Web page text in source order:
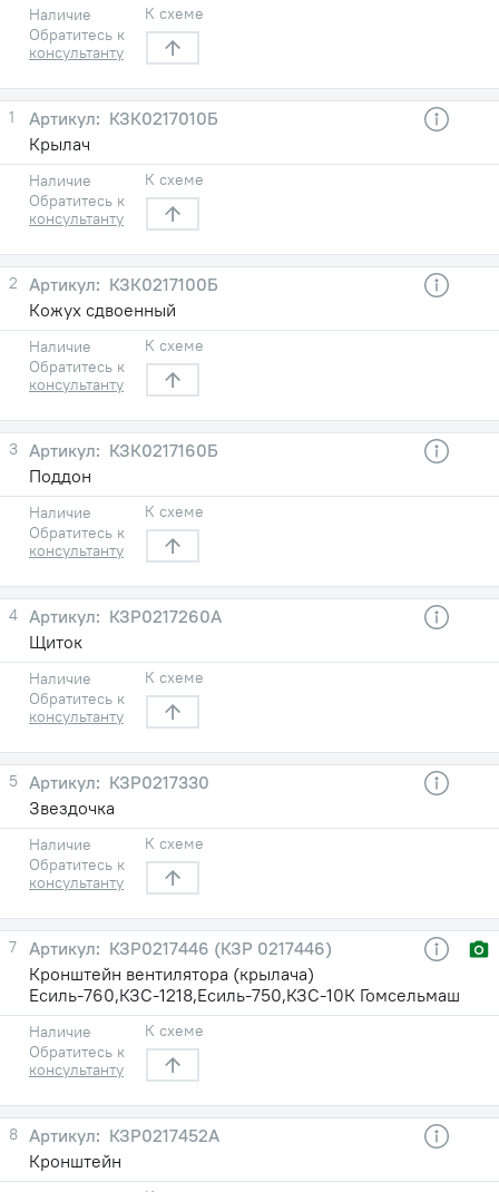
Наличие
Обратитесь к
консультанту
К схеме
1
КЗК0217010Б
Крылач
Наличие
Обратитесь к
консультанту
К схеме
2
КЗК0217100Б
Кожуx сдвоенный
Наличие
Обратитесь к
консультанту
К схеме
3
КЗК0217160Б
Поддон
Наличие
Обратитесь к
консультанту
К схеме
4
КЗР0217260А
Щиток
Наличие
Обратитесь к
консультанту
К схеме
5
КЗР0217330
Звездочка
Наличие
Обратитесь к
консультанту
К схеме
7
КЗР0217446 (КЗР 0217446)
Кронштейн вентилятора (крылача)
Есиль-760,КЗС-1218,Есиль-750,КЗС-10К Гомсельмаш
Наличие
Обратитесь к
консультанту
К схеме
8
КЗР0217452А
Кронштейн